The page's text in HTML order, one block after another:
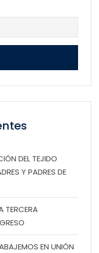
DEL TEJIDO
Y PADRES DE
TERCERA
EN UNIÓN